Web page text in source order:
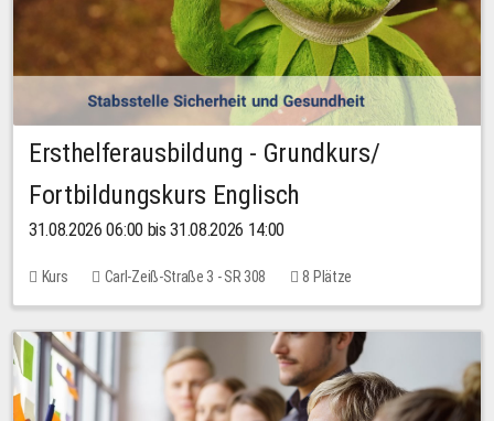
Ersthelferausbildung - Grundkurs/
Fortbildungskurs Englisch
31.08.2026 06:00 bis 31.08.2026 14:00
Kurs Carl-Zeiß-Straße 3 - SR 308 8 Plätze